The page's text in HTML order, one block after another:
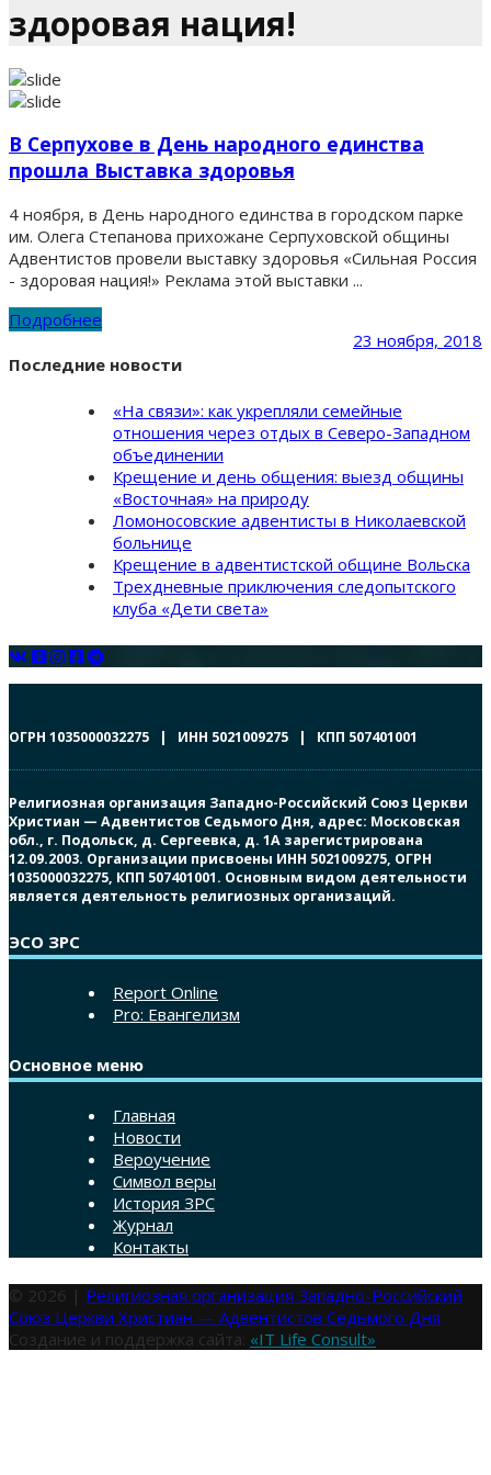
здоровая нация!
В Серпухове в День народного единства
прошла Выставка здоровья
4 ноября, в День народного единства в городском парке
им. Олега Степанова прихожане Серпуховской общины
Адвентистов провели выставку здоровья «Сильная Россия
- здоровая нация!» Реклама этой выставки ...
Подробнее
23 ноября, 2018
Последние новости
«На связи»: как укрепляли семейные
отношения через отдых в Северо-Западном
объединении
Крещение и день общения: выезд общины
«Восточная» на природу
Ломоносовские адвентисты в Николаевской
больнице
Крещение в адвентистской общине Вольска
Трехдневные приключения следопытского
клуба «Дети света»
ОГРН 1035000032275 | ИНН 5021009275 | КПП 507401001
Религиозная организация Западно-Российский Союз Церкви
Христиан — Адвентистов Седьмого Дня, адрес: Московская
обл., г. Подольск, д. Сергеевка, д. 1А зарегистрирована
12.09.2003. Организации присвоены ИНН 5021009275, ОГРН
1035000032275, КПП 507401001. Основным видом деятельности
является деятельность религиозных организаций.
ЭСО ЗРС
Report Online
Pro: Евангелизм
Основное меню
Главная
Новости
Вероучение
Символ веры
История ЗРС
Журнал
Контакты
© 2026 | Религиозная организация Западно-Российский
Союз Церкви Христиан — Адвентистов Седьмого Дня
Создание и поддержка сайта: «IT Life Consult»